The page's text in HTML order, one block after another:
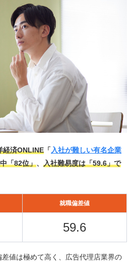
経済ONLINE 「 入社が難しい有名企業
「82位」、 入社難易度は「59.6」で
就職偏差値
59.6
値は極めて高く、広告代理店業界の